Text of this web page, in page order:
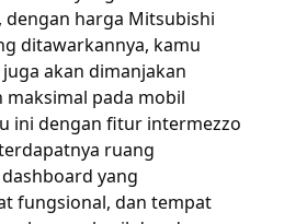
dengan harga Mitsubishi
ditawarkannya, kamu
akan dimanjakan
maksimal pada mobil
ini dengan fitur intermezzo
ruang
yang
fungsional, dan tempat